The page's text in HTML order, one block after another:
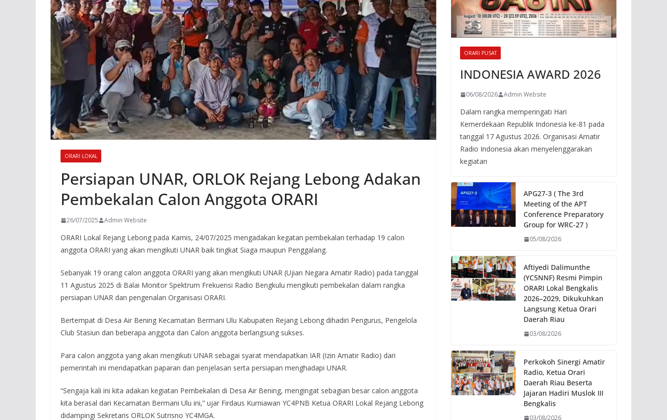
ORARI LOKAL
Persiapan UNAR, ORLOK Rejang Lebong Adakan
Pembekalan Calon Anggota ORARI
26/07/2025 Admin Website
ORARI Lokal Rejang Lebong pada Kamis, 24/07/2025 mengadakan kegatan pembekalan terhadap 19 calon
anggota ORARI yang akan mengikuti UNAR baik tingkat Siaga maupun Penggalang.
Sebanyak 19 orang calon anggota ORARI yang akan mengikuti UNAR (Ujian Negara Amatir Radio) pada tanggal
11 Agustus 2025 di Balai Monitor Spektrum Frekuensi Radio Bengkulu mengikuti pembekalan dalam rangka
persiapan UNAR dan pengenalan Organisasi ORARI.
Bertempat di Desa Air Bening Kecamatan Bermani Ulu Kabupaten Rejang Lebong dihadiri Pengurus, Pengelola
Club Stasiun dan beberapa anggota dan Calon anggota berlangsung sukses.
Para calon anggota yang akan mengikuti UNAR sebagai syarat mendapatkan IAR (Izin Amatir Radio) dari
pemerintah ini mendapatkan paparan dan penjelasan serta persiapan menghadapi UNAR.
“Sengaja kali ini kita adakan kegiatan Pembekalan di Desa Air Bening, mengingat sebagian besar calon anggota
kita berasal dari Kecamatan Bermani Ulu ini,” ujar Firdaus Kurniawan YC4PNB Ketua ORARI Lokal Rejang Lebong
didampingi Sekretaris ORLOK Sutrisno YC4MGA.
ORARI PUSAT
INDONESIA AWARD 2026
06/08/2026 Admin Website
Dalam rangka memperingati Hari
Kemerdekaan Republik Indonesia ke-81 pada
tanggal 17 Agustus 2026. Organisasi Amatir
Radio Indonesia akan menyelenggarakan
kegiatan
APG27-3 ( The 3rd
Meeting of the APT
Conference Preparatory
Group for WRC-27 )
05/08/2026
Aftiyedi Dalimunthe
(YC5NNF) Resmi Pimpin
ORARI Lokal Bengkalis
2026–2029, Dikukuhkan
Langsung Ketua Orari
Daerah Riau
03/08/2026
Perkokoh Sinergi Amatir
Radio, Ketua Orari
Daerah Riau Beserta
Jajaran Hadiri Muslok III
Bengkalis
03/08/2026